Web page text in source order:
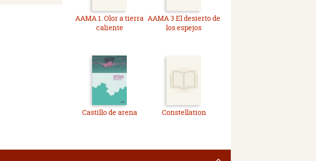
AAMA 1. Olor a tierra
caliente
AAMA 3 El desierto de
los espejos
Castillo de arena Constellation